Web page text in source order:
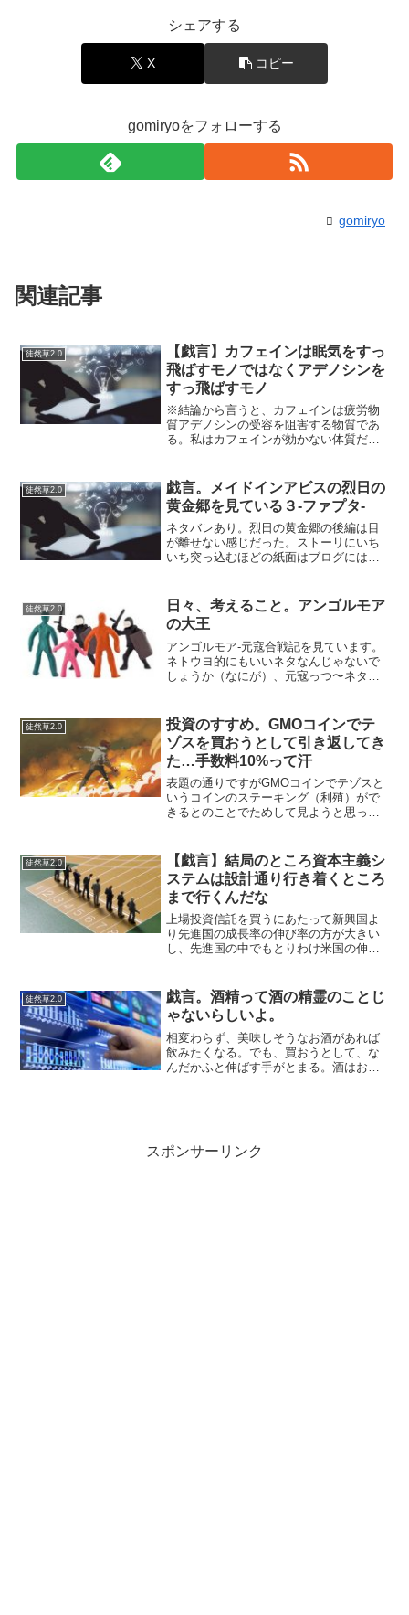
シェアする
X コピー
gomiryoをフォローする
gomiryo
関連記事
徒然草2.0
【戯言】カフェインは眠気をすっ
飛ばすモノではなくアデノシンを
すっ飛ばすモノ
※結論から言うと、カフェインは疲労物
質アデノシンの受容を阻害する物質であ
る。私はカフェインが効かない体質だと
です。ただ、カフェインについて、勘違
いしておりました。私のイ...
徒然草2.0
戯言。メイドインアビスの烈日の
黄金郷を見ている３-ファプタ-
ネタバレあり。烈日の黄金郷の後編は目
が離せない感じだった。ストーリにいち
いち突っ込むほどの紙面はブログにはな
タ．．．母の仇．．．気持ちははわかっ
たというか、アニメ全般とてもお...
徒然草2.0
日々、考えること。アンゴルモア
の大王
アンゴルモア-元寇合戦記を見ています。
ネトウヨ的にもいいネタなんじゃないで
しょうか（なにが）、元寇っつ〜ネタ
が口癖の主人公の朽井迅三郎の活躍がカ
ッコいい。…以前、無料マ...
徒然草2.0
投資のすすめ。GMOコインでテ
ゾスを買おうとして引き返してき
た…手数料10%って汗
表題の通りですがGMOコインでテゾスと
いうコインのステーキング（利殖）がで
きるとのことでためして見ようと思った
かもしれませんが…これは高すぎる…引
き換えしてきました。...
徒然草2.0
【戯言】結局のところ資本主義シ
ステムは設計通り行き着くところ
まで行くんだな
上場投資信託を買うにあたって新興国よ
り先進国の成長率の伸び率の方が大きい
し、先進国の中でもとりわけ米国の伸び
大きい。短期的には分からないがよりハ
イテクで先に言っ...
徒然草2.0
戯言。酒精って酒の精霊のことじ
ゃないらしいよ。
相変わらず、美味しそうなお酒があれば
飲みたくなる。でも、買おうとして、な
んだかふと伸ばす手がとまる。酒はおも
スポンサーリンク